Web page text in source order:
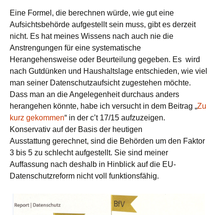
Eine Formel, die berechnen würde, wie gut eine
Aufsichtsbehörde aufgestellt sein muss, gibt es derzeit
nicht. Es hat meines Wissens nach auch nie die
Anstrengungen für eine systematische
Herangehensweise oder Beurteilung gegeben. Es wird
nach Gutdünken und Haushaltslage entschieden, wie viel
man seiner Datenschutzaufsicht zugestehen möchte.
Dass man an die Angelegenheit durchaus anders
herangehen könnte, habe ich versucht in dem Beitrag „Zu
kurz gekommen“ in der c’t 17/15 aufzuzeigen.
Konservativ auf der Basis der heutigen
Ausstattung gerechnet, sind die Behörden um den Faktor
3 bis 5 zu schlecht aufgestellt. Sie sind meiner
Auffassung nach deshalb in Hinblick auf die EU-
Datenschutzreform nicht voll funktionsfähig.